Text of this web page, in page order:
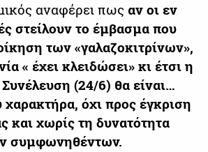
αναφέρει πως αν οι εν
στείλουν το έμβασμα που
των «γαλαζοκιτρίνων»,
« έχει κλειδώσει» κι έτσι η
(24/6) θα είναι…
χαρακτήρα, όχι προς έγκριση
και χωρίς τη δυνατότητα
συμφωνηθέντων.